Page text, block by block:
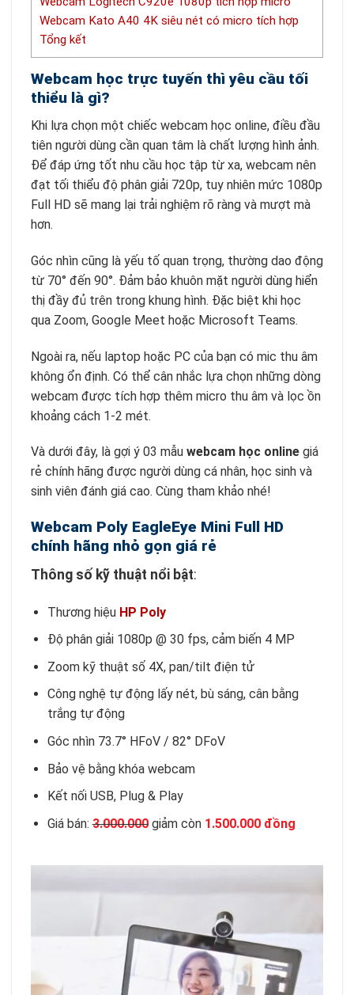
Webcam Kato A40 4K siêu nét có micro tích hợp
Tổng kết
Webcam học trực tuyến thì yêu cầu tối
thiểu là gì?
Khi lựa chọn một chiếc webcam học online, điều đầu
tiên người dùng cần quan tâm là chất lượng hình ảnh.
Để đáp ứng tốt nhu cầu học tập từ xa, webcam nên
đạt tối thiểu độ phân giải 720p, tuy nhiên mức 1080p
Full HD sẽ mang lại trải nghiệm rõ ràng và mượt mà
hơn.
Góc nhìn cũng là yếu tố quan trọng, thường dao động
từ 70° đến 90°. Đảm bảo khuôn mặt người dùng hiển
thị đầy đủ trên trong khung hình. Đặc biệt khi học
qua Zoom, Google Meet hoặc Microsoft Teams.
Ngoài ra, nếu laptop hoặc PC của bạn có mic thu âm
không ổn định. Có thể cân nhắc lựa chọn những dòng
webcam được tích hợp thêm micro thu âm và lọc ồn
khoảng cách 1-2 mét.
Và dưới đây, là gợi ý 03 mẫu webcam học online giá
rẻ chính hãng được người dùng cá nhân, học sinh và
sinh viên đánh giá cao. Cùng tham khảo nhé!
Webcam Poly EagleEye Mini Full HD
chính hãng nhỏ gọn giá rẻ
Thông số kỹ thuật nổi bật:
Thương hiệu HP Poly
Độ phân giải 1080p @ 30 fps, cảm biến 4 MP
Zoom kỹ thuật số 4X, pan/tilt điện tử
Công nghệ tự động lấy nét, bù sáng, cân bằng
trắng tự động
Góc nhìn 73.7° HFoV / 82° DFoV
Bảo vệ bằng khóa webcam
Kết nối USB, Plug & Play
Giá bán:3.000.000giảm còn 1.500.000 đồng